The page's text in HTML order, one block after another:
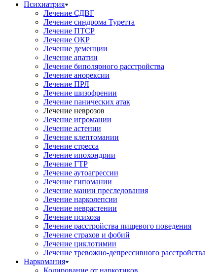
Психиатрия
Лечение СДВГ
Лечение синдрома Туретта
Лечение ПТСР
Лечение ОКР
Лечение деменции
Лечение апатии
Лечение биполярного расстройства
Лечение анорексии
Лечение ПРЛ
Лечение шизофрении
Лечение панических атак
Лечение неврозов
Лечение игромании
Лечение астении
Лечение клептомании
Лечение стресса
Лечение ипохондрии
Лечение ГТР
Лечение аутоагрессии
Лечение гипомании
Лечение мании преследования
Лечение нарколепсии
Лечение неврастении
Лечение психоза
Лечение расстройства пищевого поведения
Лечение страхов и фобий
Лечение циклотимии
Лечение тревожно-депрессивного расстройства
Наркомания
Кодирование от наркотиков